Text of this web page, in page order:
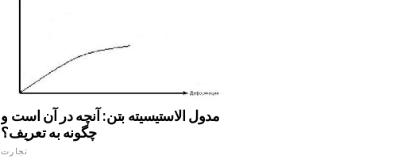
مدول الاستیسیته بتن: آنچه در آن است و
چگونه به تعریف؟
تجارت